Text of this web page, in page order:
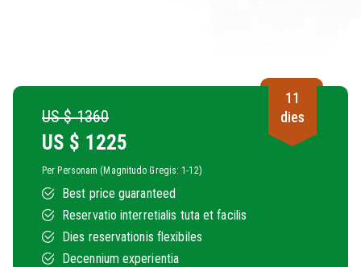
11
dies
US $ 1360
US $ 1225
Per Personam (Magnitudo Gregis: 1-12)
Best price guaranteed
Reservatio interretialis tuta et facilis
Dies reservationis flexibiles
Decennium experientia